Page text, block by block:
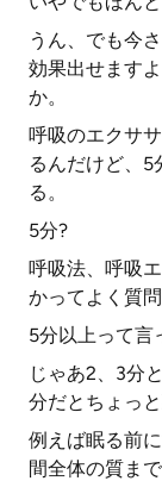
うん、でも今
効果出せます
か。
呼吸のエクサ
るんだけど、5
る。
5分?
呼吸法、呼吸
かってよく質
5分以上って言
じゃあ2、3分
分だとちょっ
例えば眠る前
間全体の質ま